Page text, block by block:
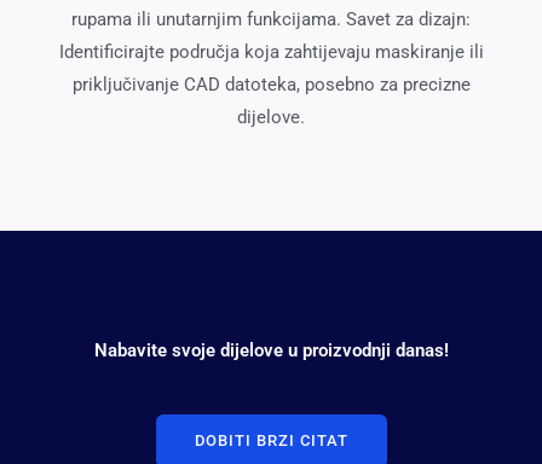
rupama ili unutarnjim funkcijama. Savet za dizajn:
Identificirajte područja koja zahtijevaju maskiranje ili
priključivanje CAD datoteka, posebno za precizne
dijelove.
Nabavite svoje dijelove u proizvodnji danas!
DOBITI BRZI CITAT